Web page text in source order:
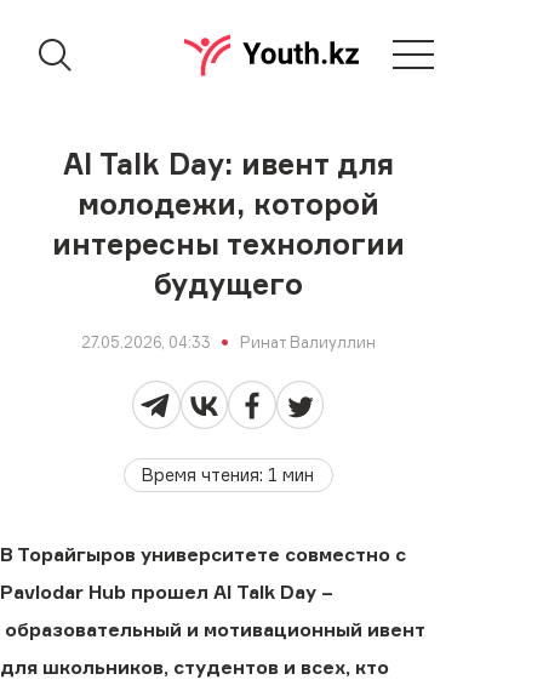
AI Talk Day: ивент для
молодежи, которой
интересны технологии
будущего
27.05.2026, 04:33 Ринат Валиуллин
Время чтения: 1 мин
В Торайгыров университете совместно с
Pavlodar Hub прошел AI Talk Day –
образовательный и мотивационный ивент
для школьников, студентов и всех, кто